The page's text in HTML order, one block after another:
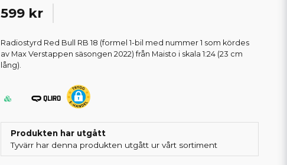
599 kr
Radiostyrd Red Bull RB 18 (formel 1-bil med nummer 1 som kördes
av Max Verstappen säsongen 2022) från Maisto i skala 1:24 (23 cm
lång).
Produkten har utgått
Tyvärr har denna produkten utgått ur vårt sortiment